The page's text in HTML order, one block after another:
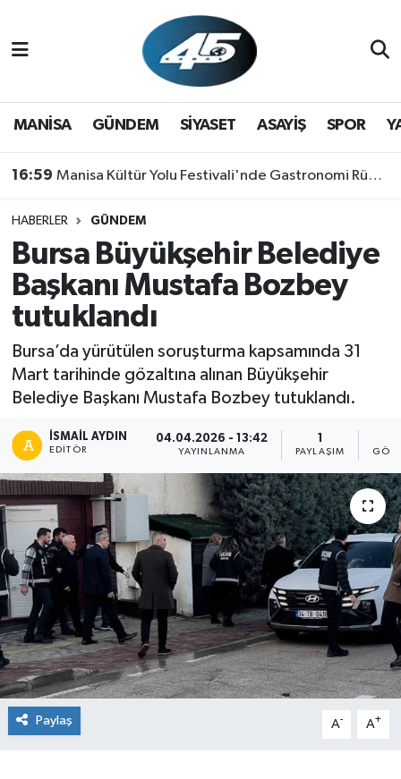
MANİSA GÜNDEM SİYASET ASAYİŞ SPOR
16:59 Manisa Kültür Yolu Festivali'nde Gastronomi Rüzgarı: Lezzetin Yıldızı "Manisa Kebabı" Oldu!
HABERLER GÜNDEM
Bursa Büyükşehir Belediye
Başkanı Mustafa Bozbey
tutuklandı
Bursa’da yürütülen soruşturma kapsamında 31
Mart tarihinde gözaltına alınan Büyükşehir
Belediye Başkanı Mustafa Bozbey tutuklandı.
İSMAIL AYDIN
EDITÖR
04.04.2026 - 13:42
YAYINLANMA PAYLAŞIM
Paylaş A- A+
GÜNDEM
SPOR
YAŞAM
RESMİ REKLAM
Hava Durumu
Trafik Durumu
Son Dakika Haberleri
Haber Arşivi